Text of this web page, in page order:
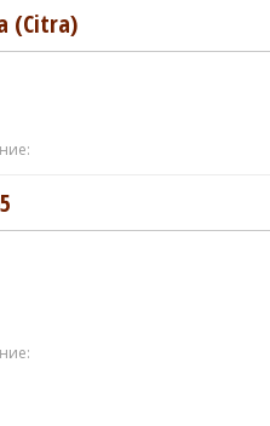
(Citra)